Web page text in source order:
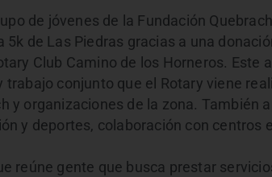
de jóvenes de la Fundación
5k de Las Piedras gracias a una
Club Camino de los Horneros. Este
conjunto que el Rotary viene
y organizaciones de la zona. También
y deportes, colaboración con centros
reúne gente que busca prestar